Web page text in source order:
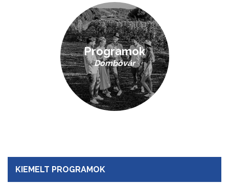
KIEMELT PROGRAMOK
Programok
Dombóvár